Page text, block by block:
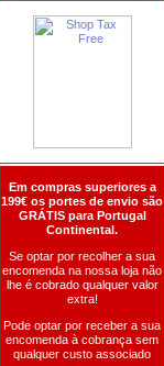
Em compras superiores a
199€ os portes de envio são
GRÁTIS para Portugal
Continental.
Se optar por recolher a sua
encomenda na nossa loja não
lhe é cobrado qualquer valor
extra!
Pode optar por receber a sua
encomenda à cobrança sem
qualquer custo associado